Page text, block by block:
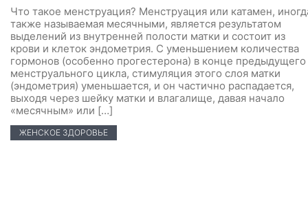
Что такое менструация? Менструация или катамен,
также называемая месячными, является результатом
выделений из внутренней полости матки и состоит из
крови и клеток эндометрия. С уменьшением количества
гормонов (особенно прогестерона) в конце предыдущего
менструального цикла, стимуляция этого слоя матки
(эндометрия) уменьшается, и он частично распадается,
выходя через шейку матки и влагалище, давая начало
«месячным» или […]
ЖЕНСКОЕ ЗДОРОВЬЕ